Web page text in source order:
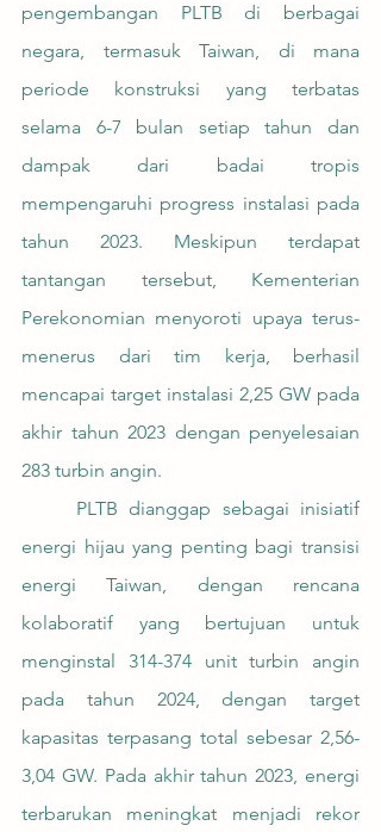
pengembangan PLTB di berbagai
negara, termasuk Taiwan, di mana
periode konstruksi yang terbatas
selama 6-7 bulan setiap tahun dan
dampak dari badai tropis
mempengaruhi progress instalasi pada
tahun 2023. Meskipun terdapat
tantangan tersebut, Kementerian
Perekonomian menyoroti upaya terus-
menerus dari tim kerja, berhasil
mencapai target instalasi 2,25 GW pada
akhir tahun 2023 dengan penyelesaian
283 turbin angin.
energi hijau yang penting bagi transisi
energi Taiwan, dengan rencana
kolaboratif yang bertujuan untuk
menginstal 314-374 unit turbin angin
pada tahun 2024, dengan target
kapasitas terpasang total sebesar 2,56-
3,04 GW. Pada akhir tahun 2023, energi
terbarukan meningkat menjadi rekor